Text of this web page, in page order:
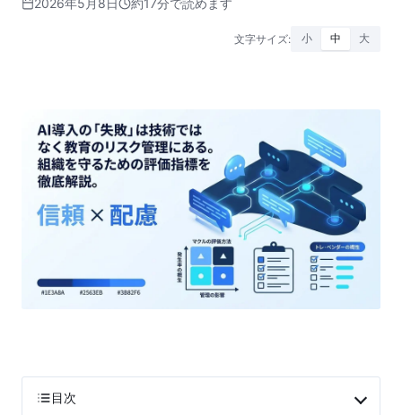
2026年5月8日 約17分で読めます
文字サイズ: 小 中 大
目次